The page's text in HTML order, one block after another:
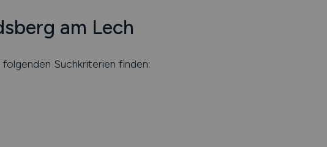
am Lech
Suchkriterien finden: